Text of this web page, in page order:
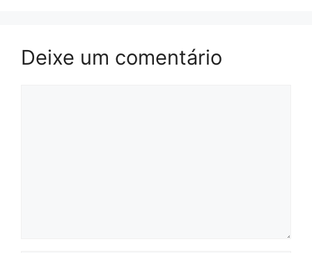
Deixe um comentário